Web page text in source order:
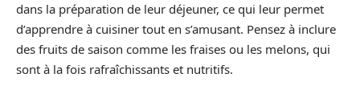
dans la préparation de leur déjeuner, ce qui leur permet
d’apprendre à cuisiner tout en s’amusant. Pensez à inclure
des fruits de saison comme les fraises ou les melons, qui
sont à la fois rafraîchissants et nutritifs.